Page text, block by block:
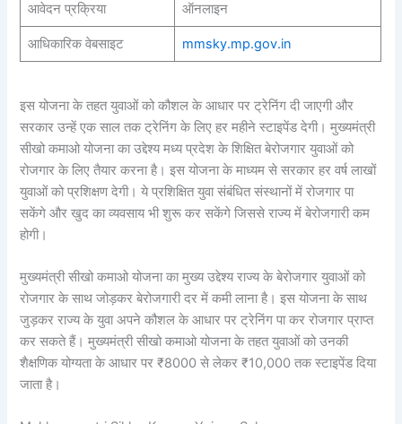
आवेदन प्रक्रिया ऑनलाइन
आधिकारिक वेबसाइट mmsky.mp.gov.in
इस योजना के तहत युवाओं को कौशल के आधार पर ट्रेनिंग दी जाएगी और
सरकार उन्हें एक साल तक ट्रेनिंग के लिए हर महीने स्टाइपेंड देगी। मुख्यमंत्री
सीखो कमाओ योजना का उद्देश्य मध्य प्रदेश के शिक्षित बेरोजगार युवाओं को
रोजगार के लिए तैयार करना है। इस योजना के माध्यम से सरकार हर वर्ष लाखों
युवाओं को प्रशिक्षण देगी। ये प्रशिक्षित युवा संबंधित संस्थानों में रोजगार पा
सकेंगे और खुद का व्यवसाय भी शुरू कर सकेंगे जिससे राज्य में बेरोजगारी कम
होगी।
मुख्यमंत्री सीखो कमाओ योजना का मुख्य उद्देश्य राज्य के बेरोजगार युवाओं को
रोजगार के साथ जोड़कर बेरोजगारी दर में कमी लाना है। इस योजना के साथ
जुड़कर राज्य के युवा अपने कौशल के आधार पर ट्रेनिंग पा कर रोजगार प्राप्त
कर सकते हैं। मुख्यमंत्री सीखो कमाओ योजना के तहत युवाओं को उनकी
शैक्षणिक योग्यता के आधार पर ₹8000 से लेकर ₹10,000 तक स्टाइपेंड दिया
जाता है।